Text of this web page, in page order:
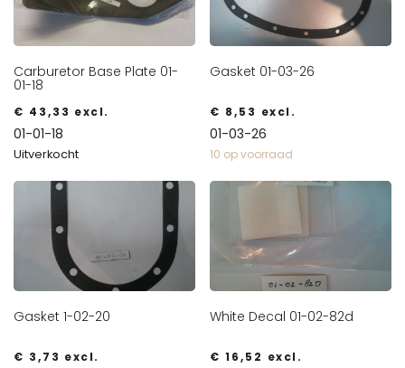
Carburetor Base Plate 01-
01-18
€ 43,33 excl.
01-01-18
Uitverkocht
Gasket 01-03-26
€ 8,53 excl.
01-03-26
10 op voorraad
Gasket 1-02-20
€ 3,73 excl.
White Decal 01-02-82d
€ 16,52 excl.